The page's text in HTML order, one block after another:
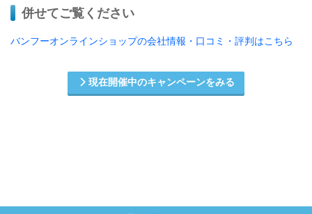
併せてご覧ください
バンフーオンラインショップの会社情報・口コミ・評判はこちら
現在開催中のキャンペーンをみる